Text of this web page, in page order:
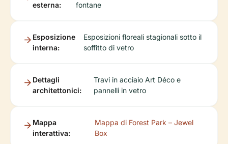
esterna:
fontane
Esposizione
interna:
Esposizioni floreali stagionali sotto il
soffitto di vetro
Dettagli
architettonici:
Travi in acciaio Art Déco e
pannelli in vetro
Mappa
interattiva:
Mappa di Forest Park – Jewel
Box